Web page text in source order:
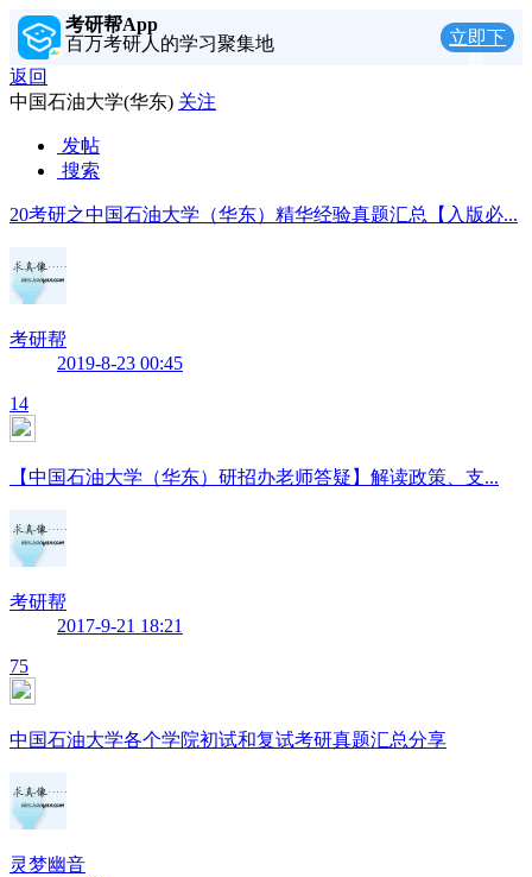
考研帮App
百万考研人的学习聚集地
立即下
返回
中国石油大学(华东) 关注
发帖
搜索
20考研之中国石油大学（华东）精华经验真题汇总【入版必...
考研帮
2019-8-23 00:45
14
【中国石油大学（华东）研招办老师答疑】解读政策、支...
考研帮
2017-9-21 18:21
75
中国石油大学各个学院初试和复试考研真题汇总分享
灵梦幽音